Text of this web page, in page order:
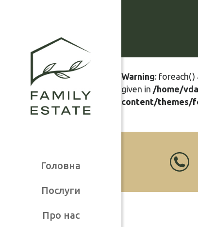
Головна
Послуги
Про нас
Warning: foreach()
given in /home/
content/themes/